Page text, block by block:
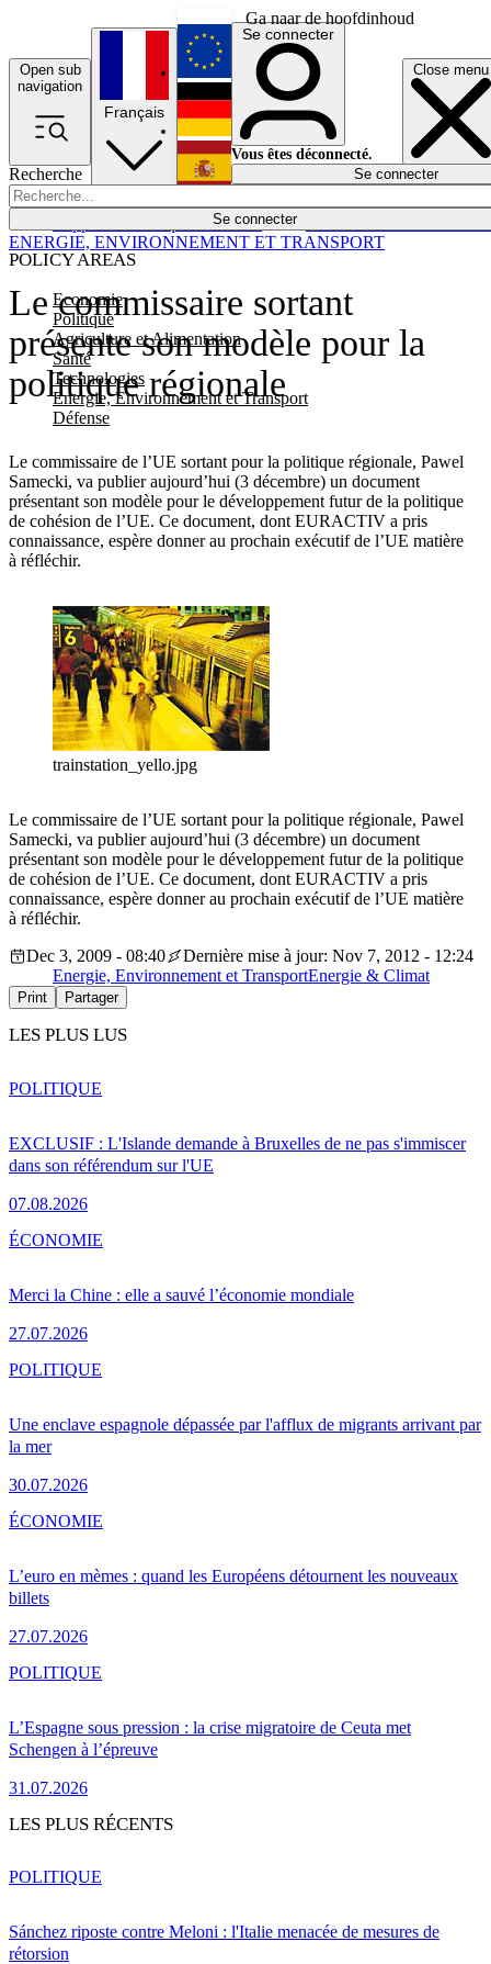
Ga naar de hoofdinhoud
Open sub
navigation
Close menu
Recherche
Se connecter
POLICY AREAS
Economie
Politique
Agriculture et Alimentation
Santé
Technologies
Energie, Environnement et Transport
Défense
Économie
Français
English
Deutsch
Español
Se connecter
Vous êtes déconnecté.
Se connecter
Le commissaire sortant
présente son modèle pour la
politique régionale
Le commissaire de l’UE sortant pour la politique régionale, Pawel
Samecki, va publier aujourd’hui (3 décembre) un document
présentant son modèle pour le développement futur de la politique
de cohésion de l’UE. Ce document, dont EURACTIV a pris
connaissance, espère donner au prochain exécutif de l’UE matière
à réfléchir.
ENERGIE, ENVIRONNEMENT ET TRANSPORT
trainstation_yello.jpg
Le commissaire de l’UE sortant pour la politique régionale, Pawel
Samecki, va publier aujourd’hui (3 décembre) un document
présentant son modèle pour le développement futur de la politique
de cohésion de l’UE. Ce document, dont EURACTIV a pris
connaissance, espère donner au prochain exécutif de l’UE matière
à réfléchir.
Dec 3, 2009 - 08:40
Dernière mise à jour: Nov 7, 2012 - 12:24
Energie, Environnement et TransportEnergie & Climat
Print Partager
LES PLUS LUS
EXCLUSIF : L'Islande demande à Bruxelles de ne pas s'immiscer
dans son référendum sur l'UE
07.08.2026
POLITIQUE
Merci la Chine : elle a sauvé l’économie mondiale
27.07.2026
ÉCONOMIE
Une enclave espagnole dépassée par l'afflux de migrants arrivant par
la mer
30.07.2026
POLITIQUE
L’euro en mèmes : quand les Européens détournent les nouveaux
billets
27.07.2026
ÉCONOMIE
L’Espagne sous pression : la crise migratoire de Ceuta met
Schengen à l’épreuve
31.07.2026
POLITIQUE
LES PLUS RÉCENTS
Sánchez riposte contre Meloni : l'Italie menacée de mesures de
rétorsion
POLITIQUE